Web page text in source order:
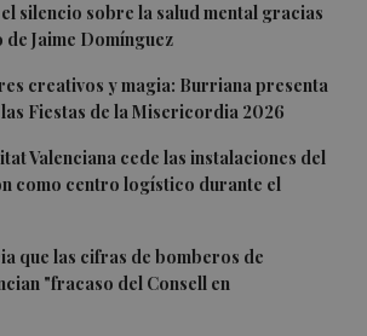
silencio sobre la salud mental gracias
Jaime Domínguez
creativos y magia: Burriana presenta
Fiestas de la Misericordia 2026
Valenciana cede las instalaciones del
como centro logístico durante el
que las cifras de bomberos de
"fracaso del Consell en